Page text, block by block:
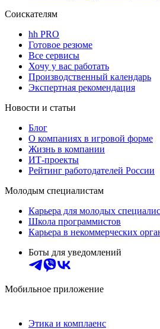
Соискателям
hh PRO
Готовое резюме
Все сервисы
Хочу у вас работать
Производственный календарь
Экспертная рекомендация
Новости и статьи
Блог
О компаниях в игровой форме
Жизнь в компании
ИТ-проекты
Рейтинг работодателей России
Молодым специалистам
Карьера для молодых
Школа программистов
Карьера в некоммерческих
Боты для уведомлений
Мобильное приложение
Этика и комплаенс